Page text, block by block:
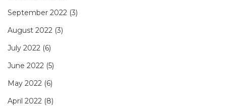
September 2022 (3)
August 2022 (3)
July 2022 (6)
June 2022 (5)
May 2022 (6)
April 2022 (8)